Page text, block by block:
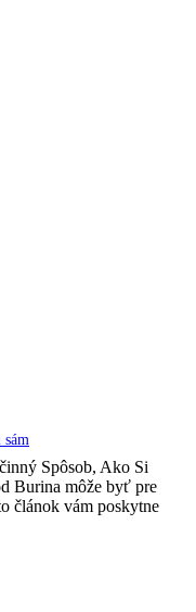
Spôsob, Ako Si
Burina môže byť pre
článok vám poskytne